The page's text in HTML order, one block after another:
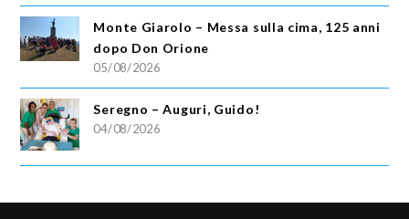
Monte Giarolo – Messa sulla cima, 125 anni
dopo Don Orione
05/08/2026
Seregno – Auguri, Guido!
04/08/2026